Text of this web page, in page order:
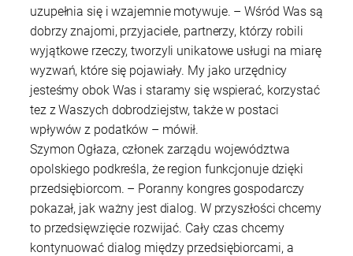
uzupełnia się i wzajemnie motywuje. – Wśród Was są
dobrzy znajomi, przyjaciele, partnerzy, którzy robili
wyjątkowe rzeczy, tworzyli unikatowe usługi na miarę
wyzwań, które się pojawiały. My jako urzędnicy
jesteśmy obok Was i staramy się wspierać, korzystać
tez z Waszych dobrodziejstw, także w postaci
wpływów z podatków – mówił.
Szymon Ogłaza, członek zarządu województwa
opolskiego podkreśla, że region funkcjonuje dzięki
przedsiębiorcom. – Poranny kongres gospodarczy
pokazał, jak ważny jest dialog. W przyszłości chcemy
to przedsięwzięcie rozwijać. Cały czas chcemy
kontynuować dialog między przedsiębiorcami, a